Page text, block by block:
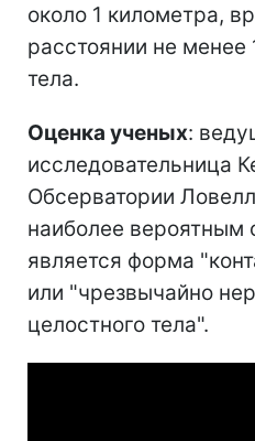
около 1 километра,
расстоянии не менее
тела.
Оценка ученых:
исследовательница
Обсерватории
наиболее вероятным
является форма
или "чрезвычайно
целостного тела".